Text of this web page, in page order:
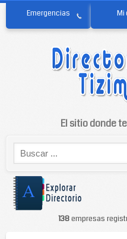
El sitio donde
138empresas